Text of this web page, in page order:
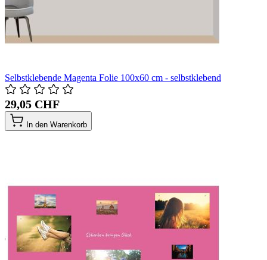
Selbstklebende Magenta Folie 100x60 cm - selbstklebend
29,05 CHF
In den Warenkorb